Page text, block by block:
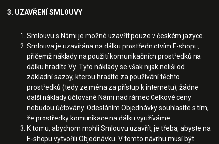
3. UZAVŘENÍ SMLOUVY
Smlouvu s Námi je možné uzavřít pouze v českém jazyce.
Smlouva je uzavírána na dálku prostřednictvím E-shopu,
přičemž náklady na použití komunikačních prostředků na
dálku hradíte Vy. Tyto náklady se však nijak neliší od
základní sazby, kterou hradíte za používání těchto
prostředků (tedy zejména za přístup k internetu), žádné
další náklady účtované Námi nad rámec Celkové ceny
nebudou účtovány. Odesláním Objednávky souhlasíte s tím,
že prostředky komunikace na dálku využíváme.
K tomu, abychom mohli Smlouvu uzavřít, je třeba, abyste na
E-shopu vytvořili Objednávku. V tomto návrhu musí být